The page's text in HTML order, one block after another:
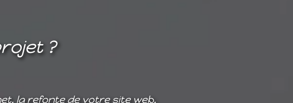
?
la refonte de votre site web,